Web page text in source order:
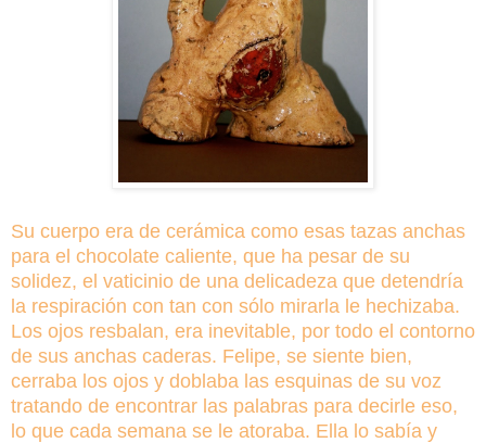
Su cuerpo era de cerámica como esas tazas anchas
para el chocolate caliente, que ha pesar de su
solidez, el vaticinio de una delicadeza que detendría
la respiración con tan con sólo mirarla le hechizaba.
Los ojos resbalan, era inevitable, por todo el contorno
de sus anchas caderas. Felipe, se siente bien,
cerraba los ojos y doblaba las esquinas de su voz
tratando de encontrar las palabras para decirle eso,
lo que cada semana se le atoraba. Ella lo sabía y